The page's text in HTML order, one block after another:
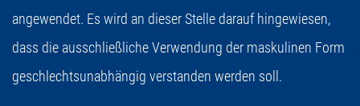
angewendet. Es wird an dieser Stelle darauf hingewiesen,
dass die ausschließliche Verwendung der maskulinen Form
geschlechtsunabhängig verstanden werden soll.